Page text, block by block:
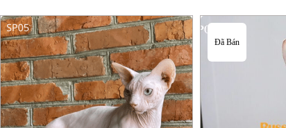
Đã Bán